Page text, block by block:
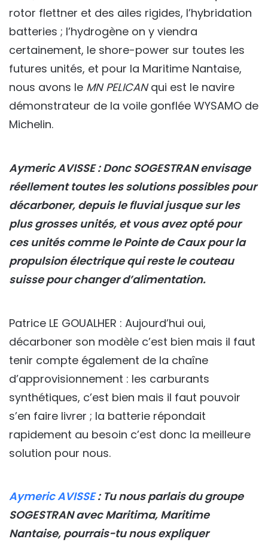
rotor flettner et des ailes rigides, l’hybridation
batteries ; l’hydrogène on y viendra
certainement, le shore-power sur toutes les
futures unités, et pour la Maritime Nantaise,
nous avons le MN PELICANqui est le navire
démonstrateur de la voile gonflée WYSAMO de
Michelin.
Aymeric AVISSE : Donc SOGESTRAN envisage
réellement toutes les solutions possibles pour
décarboner, depuis le fluvial jusque sur les
plus grosses unités, et vous avez opté pour
ces unités comme le Pointe de Caux pour la
propulsion électrique qui reste le couteau
suisse pour changer d’alimentation.
Patrice LE GOUALHER : Aujourd’hui oui,
décarboner son modèle c’est bien mais il faut
tenir compte également de la chaîne
d’approvisionnement : les carburants
synthétiques, c’est bien mais il faut pouvoir
s’en faire livrer ; la batterie répondait
rapidement au besoin c’est donc la meilleure
solution pour nous.
Aymeric AVISSE: Tu nous parlais du groupe
SOGESTRAN avec Maritima, Maritime
Nantaise, pourrais-tu nous expliquer